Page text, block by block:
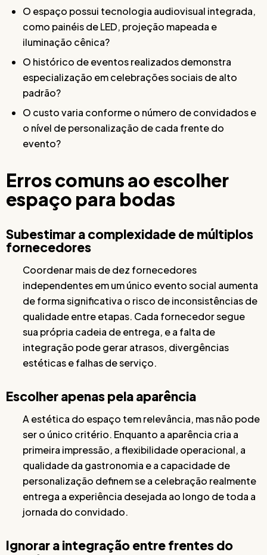
O espaço possui tecnologia audiovisual integrada,
como painéis de LED, projeção mapeada e
iluminação cênica?
O histórico de eventos realizados demonstra
especialização em celebrações sociais de alto
padrão?
O custo varia conforme o número de convidados e
o nível de personalização de cada frente do
evento?
Erros comuns ao escolher
espaço para bodas
Subestimar a complexidade de múltiplos
fornecedores
Coordenar mais de dez fornecedores
independentes em um único evento social aumenta
de forma significativa o risco de inconsistências de
qualidade entre etapas. Cada fornecedor segue
sua própria cadeia de entrega, e a falta de
integração pode gerar atrasos, divergências
estéticas e falhas de serviço.
Escolher apenas pela aparência
A estética do espaço tem relevância, mas não pode
ser o único critério. Enquanto a aparência cria a
primeira impressão, a flexibilidade operacional, a
qualidade da gastronomia e a capacidade de
personalização definem se a celebração realmente
entrega a experiência desejada ao longo de toda a
jornada do convidado.
Ignorar a integração entre frentes do